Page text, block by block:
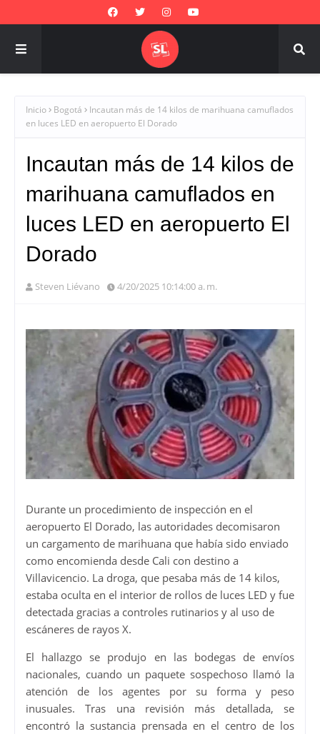
Inicio Bogotá
Incautan más de 14 kilos de marihuana camuflados
en luces LED en aeropuerto El Dorado
Incautan más de 14 kilos de
marihuana camuflados en
luces LED en aeropuerto El
Dorado
Steven Liévano 4/20/2025 10:14:00 a. m.
Durante un procedimiento de inspección en el
aeropuerto El Dorado, las autoridades decomisaron
un cargamento de marihuana que había sido enviado
como encomienda desde Cali con destino a
Villavicencio. La droga, que pesaba más de 14 kilos,
estaba oculta en el interior de rollos de luces LED y fue
detectada gracias a controles rutinarios y al uso de
escáneres de rayos X.
El hallazgo se produjo en las bodegas de envíos
nacionales, cuando un paquete sospechoso llamó la
atención de los agentes por su forma y peso
inusuales. Tras una revisión más detallada, se
encontró la sustancia prensada en el centro de los